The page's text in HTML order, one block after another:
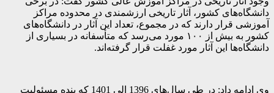
دانشگاه‌های کشور، آثار تاریخی ارزشمندی در محدوده مراکز
آموزشی قرار دارند که در مجموع، تعداد این آثار در دانشگاه‌های
کشور به بیش از ۱۰۰ مورد می‌رسد که متأسفانه در بسیاری از
دانشگاه‌ها این آثار مورد غفلت قرار گرفته‌اند.
وی ادامه داد: در طی سال‌های 1396 الی 1401 که بنده مسئولیت